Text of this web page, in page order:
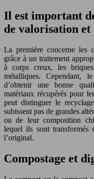
Il est important
de valorisation et
La première concerne les
grâce à un traitement
à corps creux, les
métalliques. Cependant,
d’obtenir une bonne
matériaux récupérés pour
peut distinguer le
subissent pas de grandes
ou de leur composition
lequel ils sont transformés
l’original.
Compostage et